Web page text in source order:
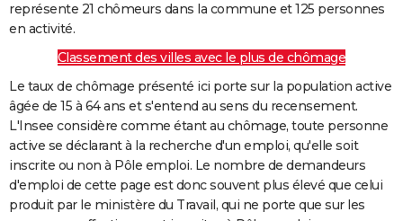
représente 21 chômeurs dans la commune et 125 personnes
en activité.
Classement des villes avec le plus de chômage
Le taux de chômage présenté ici porte sur la population active
âgée de 15 à 64 ans et s'entend au sens du recensement.
L'Insee considère comme étant au chômage, toute personne
active se déclarant à la recherche d'un emploi, qu'elle soit
inscrite ou non à Pôle emploi. Le nombre de demandeurs
d'emploi de cette page est donc souvent plus élevé que celui
produit par le ministère du Travail, qui ne porte que sur les